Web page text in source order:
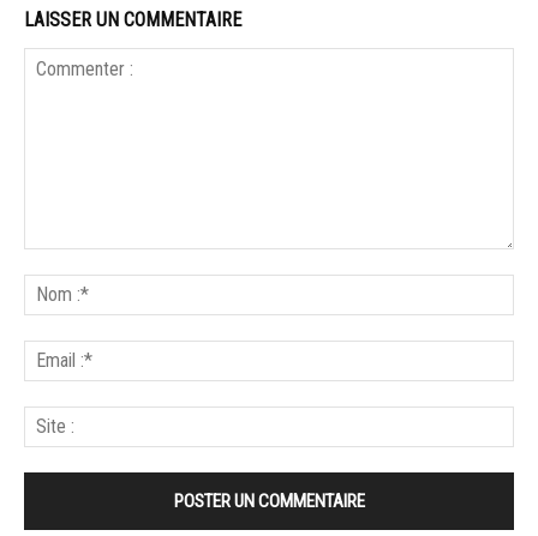
LAISSER UN COMMENTAIRE